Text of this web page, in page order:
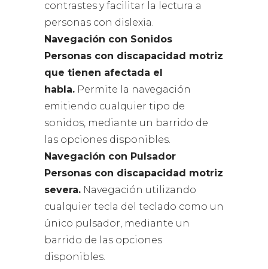
contrastes y facilitar la lectura a
personas con dislexia.
Navegación con Sonidos
Personas con discapacidad motriz
que tienen afectada el
habla. Permite la navegación
emitiendo cualquier tipo de
sonidos, mediante un barrido de
las opciones disponibles.
Navegación con Pulsador
Personas con discapacidad motriz
severa. Navegación utilizando
cualquier tecla del teclado como un
único pulsador, mediante un
barrido de las opciones
disponibles.